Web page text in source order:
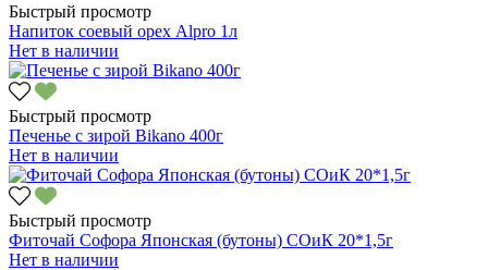
Быстрый просмотр
Напиток соевый орех Alpro 1л
Нет в наличии
Быстрый просмотр
Печенье с зирой Bikano 400г
Нет в наличии
Быстрый просмотр
Фиточай Софора Японская (бутоны) СОиК 20*1,5г
Нет в наличии